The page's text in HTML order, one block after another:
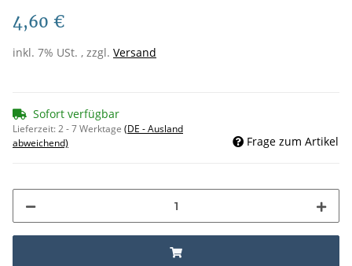
4,60 €
inkl. 7% USt. , zzgl. Versand
Sofort verfügbar
Lieferzeit:2 - 7 Werktage (DE - Ausland
abweichend)
Frage zum Artikel